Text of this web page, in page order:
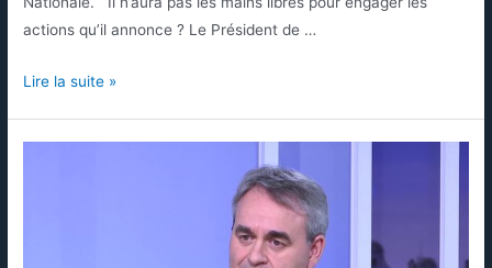
actions qu’il annonce ? Le Président de …
Lire la suite »